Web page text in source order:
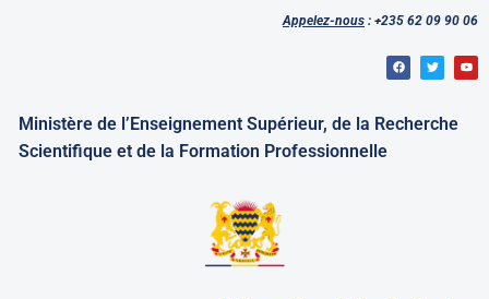
Appelez-nous : +235 62 09 90 06
Ministère de l’Enseignement Supérieur, de la Recherche
Scientifique et de la Formation Professionnelle